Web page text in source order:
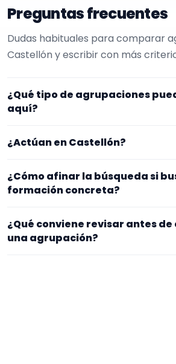
Preguntas frecuentes
Dudas habituales para comparar
Castellón y escribir con más
¿Qué tipo de agrupaciones
aquí?
charangas. Conviene comparar
¿Actúan en Castellón?
trabajan en Castellón. Algunos son
exacto, horarios y posibles gastos.
¿Cómo afinar la búsqueda si
formación concreta?
Empieza por el tipo de evento y la
formato que te encaja, usa el filtro
agrupación para quedarte con
¿Qué conviene revisar antes
una agrupación?